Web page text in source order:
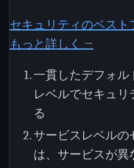
セキュリティのベス
もっと詳しく →
一貫したデフォル
レベルでセキュ
る
サービスレベルの
は、サービスが異